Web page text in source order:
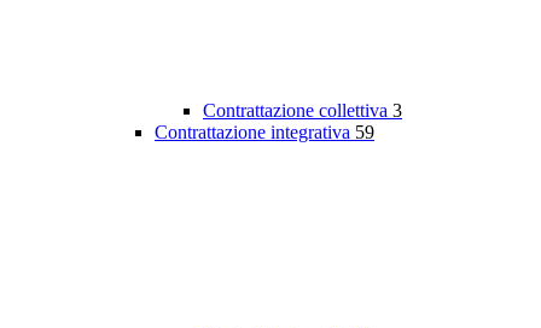
Contrattazione collettiva 3
Contrattazione integrativa 59